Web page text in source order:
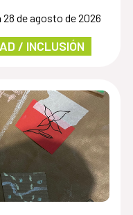
culturales”
de agosto de 2026
/ INCLUSIÓN